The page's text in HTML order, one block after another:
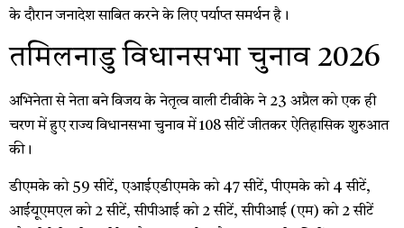
के दौरान जनादेश साबित करने के लिए पर्याप्त समर्थन है।
तमिलनाडु विधानसभा चुनाव 2026
अभिनेता से नेता बने विजय के नेतृत्व वाली टीवीके ने 23 अप्रैल को एक ही
चरण में हुए राज्य विधानसभा चुनाव में 108 सीटें जीतकर ऐतिहासिक शुरुआत
की।
डीएमके को 59 सीटें, एआईएडीएमके को 47 सीटें, पीएमके को 4 सीटें,
आईयूएमएल को 2 सीटें, सीपीआई को 2 सीटें, सीपीआई (एम) को 2 सीटें